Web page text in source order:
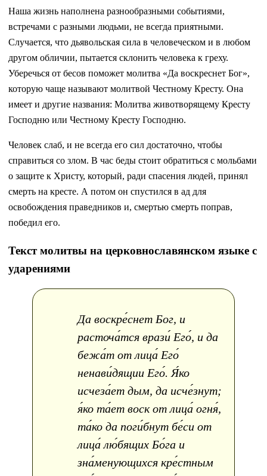
Наша жизнь наполнена разнообразными событиями,
встречами с разными людьми, не всегда приятными.
Случается, что дьявольская сила в человеческом и в любом
другом обличии, пытается склонить человека к греху.
Уберечься от бесов поможет молитва «Да воскреснет Бог»,
которую чаще называют молитвой Честному Кресту. Она
имеет и другие названия: Молитва животворящему Кресту
Господню или Честному Кресту Господню.
Человек слаб, и не всегда его сил достаточно, чтобы
справиться со злом. В час беды стоит обратиться с мольбами
о защите к Христу, который, ради спасения людей, принял
смерть на кресте. А потом он спустился в ад для
освобождения праведников и, смертью смерть поправ,
победил его.
Текст молитвы на церковнославянском языке с
ударениями
Да воскре́снет Бог, и
расточа́тся врази́ Его́, и да
бежа́т от лица́ Его́
ненави́дящии Его́. Я́ко
исчеза́ет дым, да исче́знут;
я́ко та́ет воск от лица́ огня́,
та́ко да поги́бнут бе́си от
лица́ лю́бящих Бо́га и
зна́менующихся кре́стным